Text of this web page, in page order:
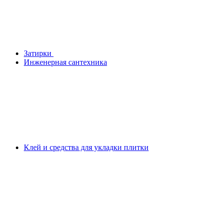
Затирки
Инженерная сантехника
Клей и средства для укладки плитки